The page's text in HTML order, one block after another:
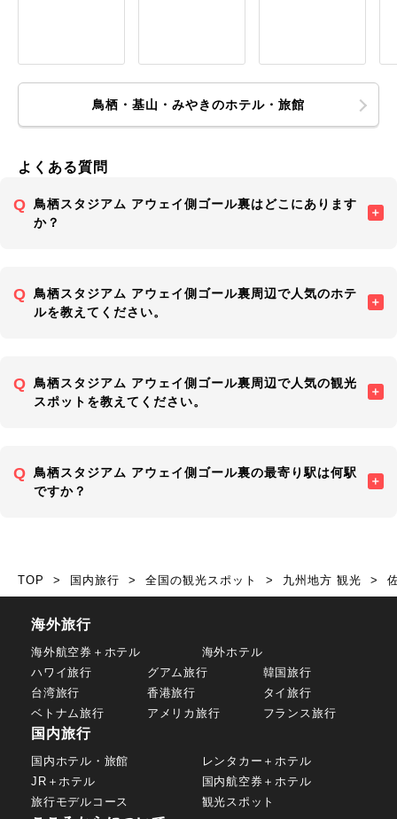
鳥栖・基山・みやきのホテル・旅館
よくある質問
鳥栖スタジアム アウェイ側ゴール裏はどこにあります
か？
鳥栖スタジアム アウェイ側ゴール裏周辺で人気のホテ
ルを教えてください。
鳥栖スタジアム アウェイ側ゴール裏周辺で人気の観光
スポットを教えてください。
鳥栖スタジアム アウェイ側ゴール裏の最寄り駅は何駅
ですか？
TOP 国内旅行 全国の観光スポット 九州地方 観光
海外旅行
海外航空券＋ホテル
海外ホテル
ハワイ旅行
グアム旅行
韓国旅行
台湾旅行
香港旅行
タイ旅行
ベトナム旅行
アメリカ旅行 フランス旅行
国内旅行
国内ホテル・旅館
レンタカー＋ホテル
JR＋ホテル
国内航空券＋ホテル
旅行モデルコース
観光スポット